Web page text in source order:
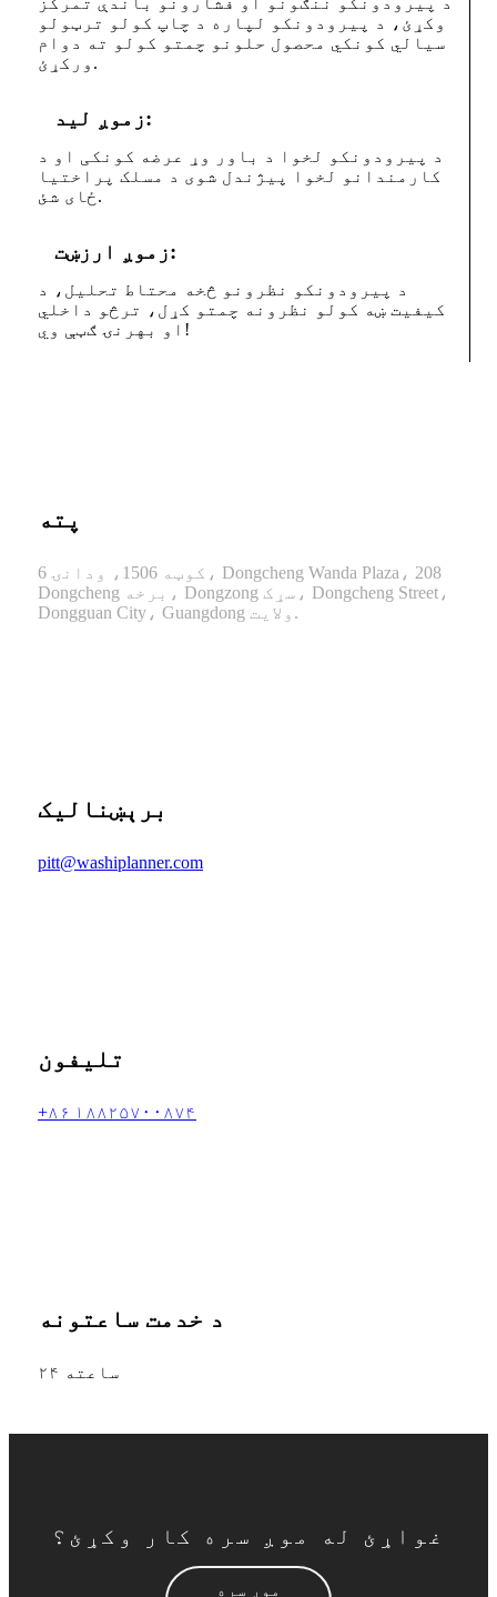
وکړئ، د پیرودونکو لپاره د چاپ کولو ترټولو
سیالي کونکي محصول حلونو چمتو کولو ته دوام
ورکړئ.
زموږ لید:
د پیرودونکو لخوا د باور وړ عرضه کونکی او د
کارمندانو لخوا پیژندل شوی د مسلک پراختیا
ځای شئ.
زموږ ارزښت:
د پیرودونکو نظرونو څخه محتاط تحلیل، د
کیفیت ښه کولو نظرونه چمتو کړل، ترڅو داخلي
او بهرنۍ ګټې وي!
پته
کوټه 1506، ودانۍ 6، Dongcheng Wanda Plaza، 208
Dongcheng برخه، Dongzong سړک، Dongcheng Street،
Dongguan City، Guangdong ولایت.
برېښنالیک
pitt@washiplanner.com
تلیفون
+۸۶ ۱۸۸۲۵۷۰۰۸۷۴
د خدمت ساعتونه
۲۴ ساعته
غواړئ له موږ سره کار وکړئ؟
موږ سره